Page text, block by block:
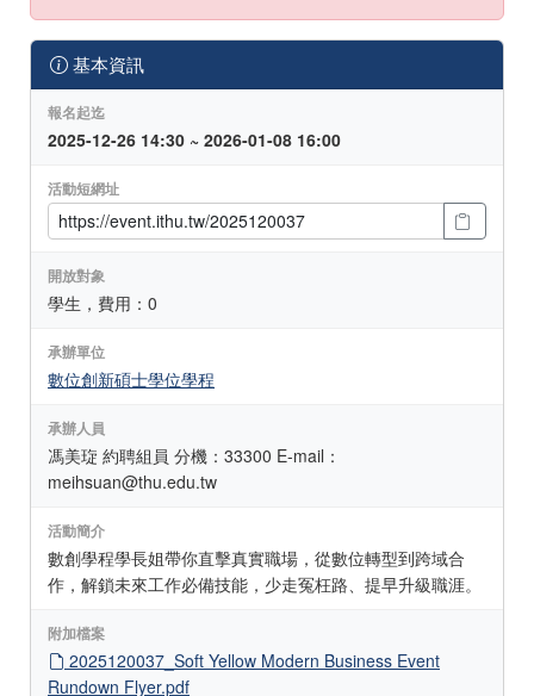
基本資訊
報名起迄
2025-12-26 14:30 ~ 2026-01-08 16:00
活動短網址
開放對象
學生，費用：0
承辦單位
數位創新碩士學位學程
承辦人員
馮美琁 約聘組員 分機：33300 E-mail：
meihsuan@thu.edu.tw
活動簡介
數創學程學長姐帶你直擊真實職場，從數位轉型到跨域合
作，解鎖未來工作必備技能，少走冤枉路、提早升級職涯。
附加檔案
2025120037_Soft Yellow Modern Business Event
Rundown Flyer.pdf